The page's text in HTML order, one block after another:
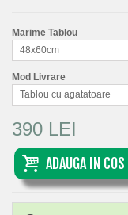
Marime Tablou
48x60cm
Mod Livrare
Tablou cu agatatoare
390 LEI
ADAUGA IN COS